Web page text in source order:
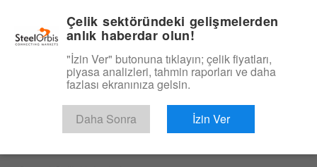
Ücretsiz Deneyin
Çelik sektöründeki gelişmelerden
anlık haberdar olun!
"İzin Ver" butonuna tıklayın; çelik fiyatları,
piyasa analizleri, tahmin raporları ve daha
fazlası ekranınıza gelsin.
Daha Sonra İzin Ver